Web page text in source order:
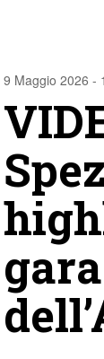
9 Maggio 2026 -
gara